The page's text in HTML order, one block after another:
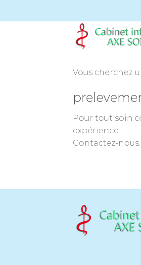
Vous cherchez
Pour tout soin
expérience.
Contactez-nous.